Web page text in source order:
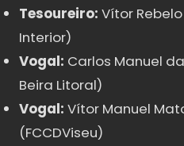
Tesoureiro: Vítor
Interior)
Vogal: Carlos Manuel
Beira Litoral)
Vogal: Vítor Manuel
(FCCDViseu)